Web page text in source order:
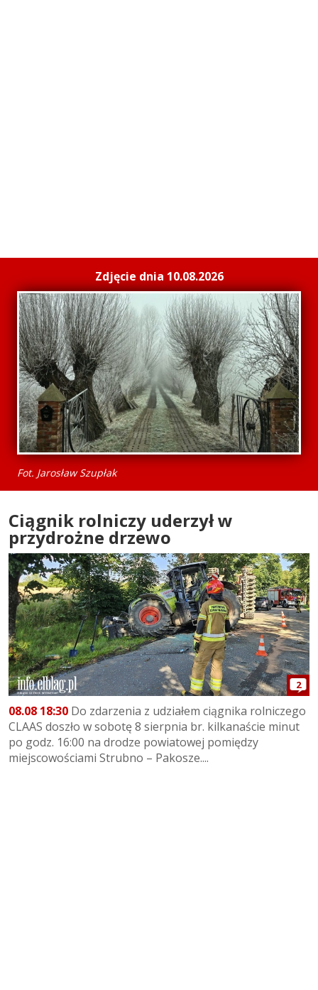
Zdjęcie dnia 10.08.2026
Fot. Jarosław Szupłak
Ciągnik rolniczy uderzył w
przydrożne drzewo
2
08.08 18:30 Do zdarzenia z udziałem ciągnika rolniczego
CLAAS doszło w sobotę 8 sierpnia br. kilkanaście minut
po godz. 16:00 na drodze powiatowej pomiędzy
miejscowościami Strubno – Pakosze....